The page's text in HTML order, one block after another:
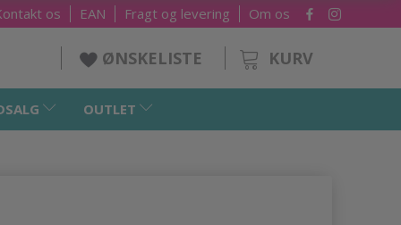
Om os
Fragt og levering
EAN
os
KURV
ØNSKELISTE
OUTLET